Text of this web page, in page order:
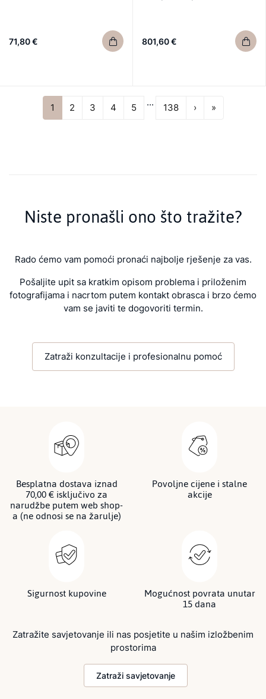
71,80 € 801,60 €
1 2 3 4 5 ... 138 ›Next
»Last
Niste pronašli ono što tražite?
Rado ćemo vam pomoći pronaći najbolje rješenje za vas.
Pošaljite upit sa kratkim opisom problema i priloženim
fotografijama i nacrtom putem kontakt obrasca i brzo ćemo
vam se javiti te dogovoriti termin.
Zatraži konzultacije i profesionalnu pomoć
Besplatna dostava iznad
70,00 € isključivo za
narudžbe putem web shop-
a (ne odnosi se na žarulje)
Povoljne cijene i stalne
akcije
Sigurnost kupovine Mogućnost povrata unutar
15 dana
Zatražite savjetovanje ili nas posjetite u našim izložbenim
prostorima
Zatraži savjetovanje